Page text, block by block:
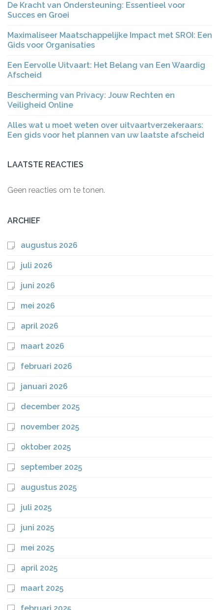
De Kracht van Ondersteuning: Essentieel voor
Succes en Groei
Maximaliseer Maatschappelijke Impact met SROI: Een
Gids voor Organisaties
Een Eervolle Uitvaart: Het Belang van Een Waardig
Afscheid
Bescherming van Privacy: Jouw Rechten en
Veiligheid Online
Alles wat u moet weten over uitvaartverzekeraars:
Een gids voor het plannen van uw laatste afscheid
LAATSTE REACTIES
Geen reacties om te tonen.
ARCHIEF
augustus 2026
juli 2026
juni 2026
mei 2026
april 2026
maart 2026
februari 2026
januari 2026
december 2025
november 2025
oktober 2025
september 2025
augustus 2025
juli 2025
juni 2025
mei 2025
april 2025
maart 2025